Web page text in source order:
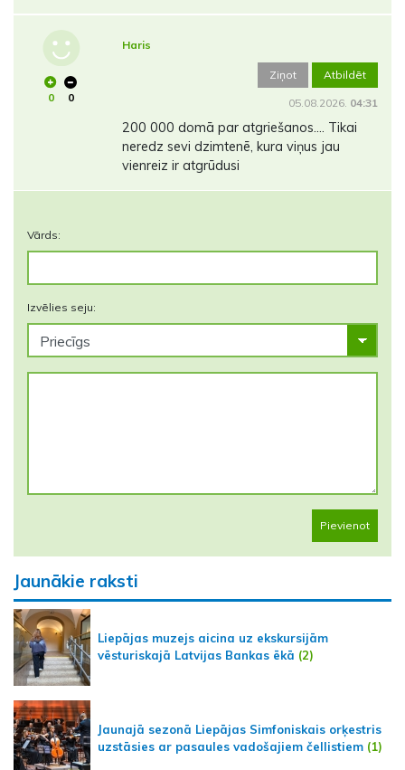
0 0
Haris
Ziņot Atbildēt
05.08.2026. 04:31
200 000 domā par atgriešanos.... Tikai
neredz sevi dzimtenē, kura viņus jau
vienreiz ir atgrūdusi
Vārds:
Izvēlies seju:
Pievienot
Jaunākie raksti
Liepājas muzejs aicina uz ekskursijām
vēsturiskajā Latvijas Bankas ēkā (2)
Jaunajā sezonā Liepājas Simfoniskais orķestris
uzstāsies ar pasaules vadošajiem čellistiem (1)